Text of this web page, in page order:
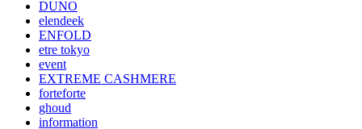
DUNO
elendeek
ENFOLD
etre tokyo
event
EXTREME CASHMERE
forteforte
ghoud
information